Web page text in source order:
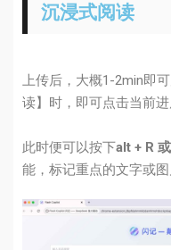
沉浸式阅读
上传后，大概1-2min即
读】时，即可点击当前
此时便可以按下alt + R
能，标记重点的文字或图